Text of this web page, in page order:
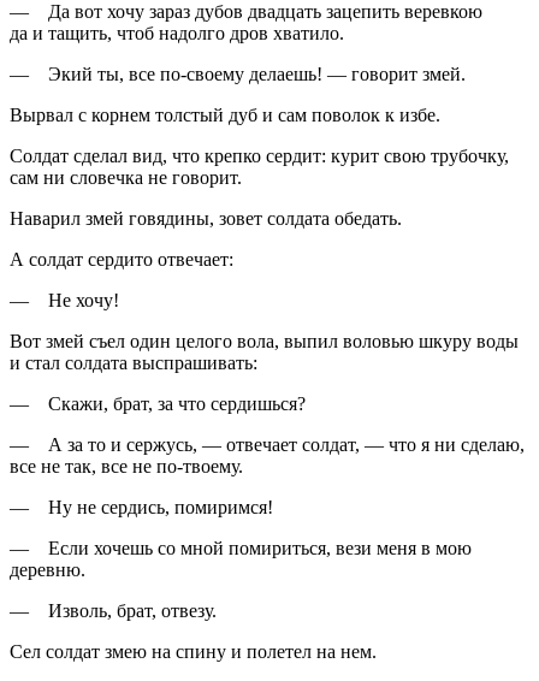
— Да вот хочу зараз дубов двадцать зацепить веревкою
да и тащить, чтоб надолго дров хватило.
— Экий ты, все по-своему делаешь! — говорит змей.
Вырвал с корнем толстый дуб и сам поволок к избе.
Солдат сделал вид, что крепко сердит: курит свою трубочку,
сам ни словечка не говорит.
Наварил змей говядины, зовет солдата обедать.
А солдат сердито отвечает:
— Не хочу!
Вот змей съел один целого вола, выпил воловью шкуру воды
и стал солдата выспрашивать:
— Скажи, брат, за что сердишься?
— А за то и сержусь, — отвечает солдат, — что я ни сделаю,
все не так, все не по-твоему.
— Ну не сердись, помиримся!
— Если хочешь со мной помириться, вези меня в мою
деревню.
— Изволь, брат, отвезу.
Сел солдат змею на спину и полетел на нем.